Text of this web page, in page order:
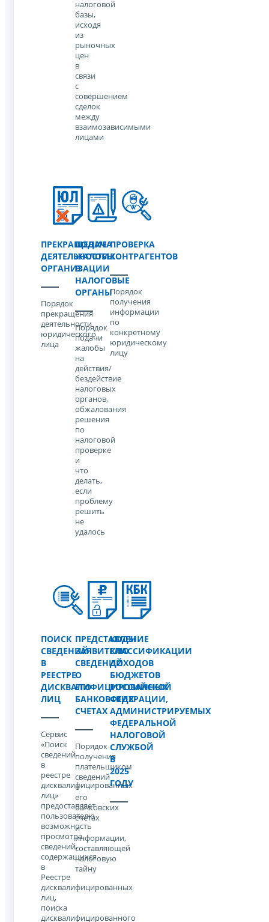
налоговой
базы,
исходя
из
рыночных
цен
в
связи
с
совершением
сделок
между
взаимозависимыми
лицами
ПРЕКРАЩЕНИЕ
ДЕЯТЕЛЬНОСТИ
ОРГАНИЗАЦИИ
Порядок
прекращения
деятельности
юридического
лица
ПОДАЧА
ЖАЛОБЫ
В
НАЛОГОВЫЕ
ОРГАНЫ
Порядок
подачи
жалобы
на
действия/
бездействие
налоговых
органов,
обжалования
решения
по
налоговой
проверке
и
что
делать,
если
проблему
решить
не
удалось
ПРОВЕРКА
КОНТРАГЕНТОВ
Порядок
получения
информации
по
конкретному
юридическому
лицу
ПОИСК
СВЕДЕНИЙ
В
РЕЕСТРЕ
ДИСКВАЛИФИЦИРОВАННЫХ
ЛИЦ
Сервис
«Поиск
сведений
в
реестре
дисквалифицированных
лиц»
предоставляет
пользователю
возможность
просмотра
сведений,
содержащихся
в
Реестре
дисквалифицированных
лиц,
поиска
дисквалифицированного
ПРЕДСТАВЛЕНИЕ
ЗАЯВИТЕЛЮ
СВЕДЕНИЙ
О
ЕГО
БАНКОВСКИХ
СЧЕТАХ
Порядок
получения
плательщиком
сведений
о
его
банковских
счетах
и
информации,
составляющей
налоговую
тайну
КОДЫ
КЛАССИФИКАЦИИ
ДОХОДОВ
БЮДЖЕТОВ
РОССИЙСКОЙ
ФЕДЕРАЦИИ,
АДМИНИСТРИРУЕМЫХ
ФЕДЕРАЛЬНОЙ
НАЛОГОВОЙ
СЛУЖБОЙ
В
2025
ГОДУ